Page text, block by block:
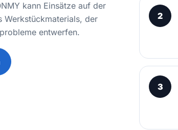
kann Einsätze auf der
Werkstückmaterials, der
entwerfen.
2
3